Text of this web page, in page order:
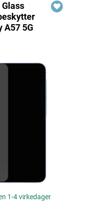
A57 5G
1-4 virkedager